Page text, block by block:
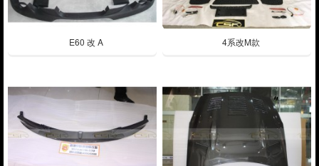
E60 改 A 4系改M款